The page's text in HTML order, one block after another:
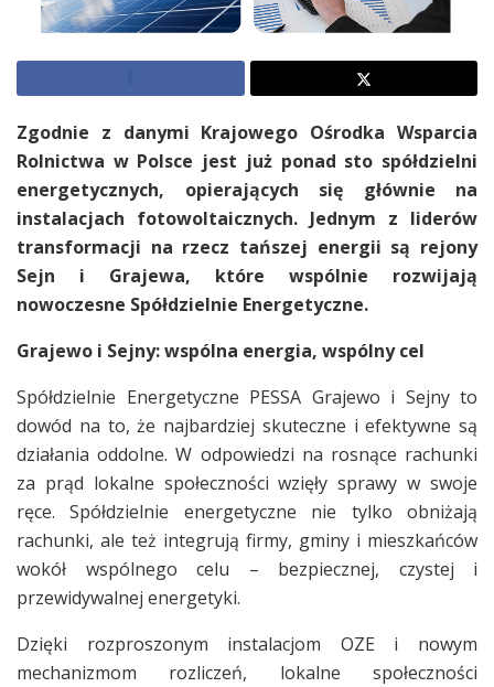
Zgodnie z danymi Krajowego Ośrodka Wsparcia
Rolnictwa w Polsce jest już ponad sto spółdzielni
energetycznych, opierających się głównie na
instalacjach fotowoltaicznych. Jednym z liderów
transformacji na rzecz tańszej energii są rejony
Sejn i Grajewa, które wspólnie rozwijają
nowoczesne Spółdzielnie Energetyczne.
Grajewo i Sejny: wspólna energia, wspólny cel
Spółdzielnie Energetyczne PESSA Grajewo i Sejny to
dowód na to, że najbardziej skuteczne i efektywne są
działania oddolne. W odpowiedzi na rosnące rachunki
za prąd lokalne społeczności wzięły sprawy w swoje
ręce. Spółdzielnie energetyczne nie tylko obniżają
rachunki, ale też integrują firmy, gminy i mieszkańców
wokół wspólnego celu – bezpiecznej, czystej i
przewidywalnej energetyki.
Dzięki rozproszonym instalacjom OZE i nowym
mechanizmom rozliczeń, lokalne społeczności